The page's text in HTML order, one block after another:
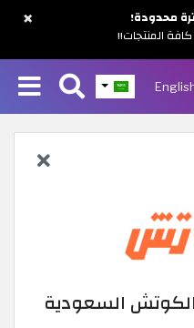
السعودية
×
محدودة!